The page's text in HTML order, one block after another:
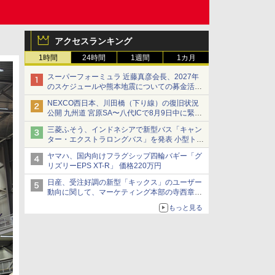
アクセスランキング
1時間 24時間 1週間 1カ月
スーパーフォーミュラ 近藤真彦会長、2027年
のスケジュールや熊本地震についての募金活動
を紹介
NEXCO西日本、川田橋（下り線）の復旧状況
公開 九州道 宮原SA〜八代ICで8月9日中に緊急
車両を通行可能に
三菱ふそう、インドネシアで新型バス「キャン
ター・エクストラロングバス」を発表 小型トラ
ックベースの観光・旅客輸送向けバス
ヤマハ、国内向けフラグシップ四輪バギー「グ
リズリーEPS XT-R」 価格220万円
日産、受注好調の新型「キックス」のユーザー
動向に関して、マーケティング本部の寺西章氏
もっと見る